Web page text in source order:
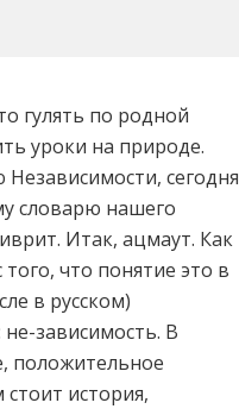
гулять по родной
уроки на природе.
сегодня
словарю нашего
Итак, ацмаут. Как
что понятие это в
в русском)
зависимость. В
положительное
история,